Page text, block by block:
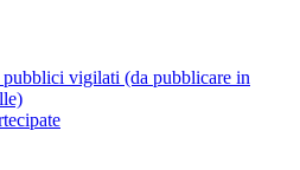
vigilati (da pubblicare in